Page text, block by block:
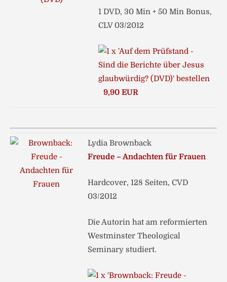
1 DVD, 30 Min + 50 Min Bonus,
CLV 03/2012
9,90 EUR
Lydia Brownback
Freude – Andachten für Frauen
Hardcover, 128 Seiten, CVD
03/2012
Die Autorin hat am reformierten
Westminster Theological
Seminary studiert.